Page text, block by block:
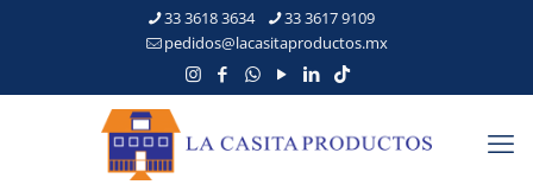
33 3618 3634
33 3617 9109
pedidos@lacasitaproductos.mx